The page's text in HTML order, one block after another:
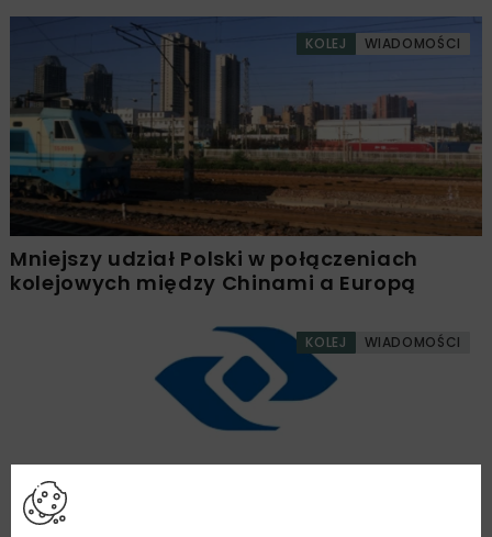
KOLEJ WIADOMOŚCI
Mniejszy udział Polski w połączeniach
kolejowych między Chinami a Europą
KOLEJ WIADOMOŚCI